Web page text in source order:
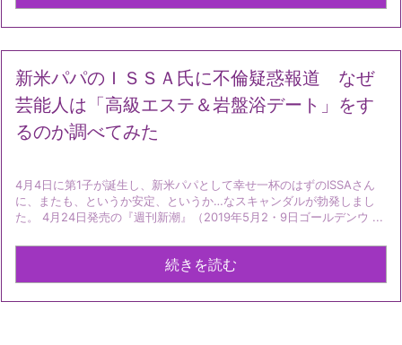
新米パパのＩＳＳＡ氏に不倫疑惑報道 なぜ
芸能人は「高級エステ＆岩盤浴デート」をす
るのか調べてみた
4月4日に第1子が誕生し、新米パパとして幸せ一杯のはずのISSAさん
に、またも、というか安定、というか…なスキャンダルが勃発しまし
た。 4月24日発売の『週刊新潮』（2019年5月2・9日ゴールデンウ ...
続きを読む